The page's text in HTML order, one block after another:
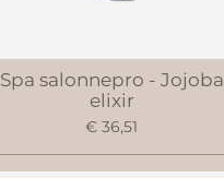
Spa salonnepro - Jojoba
elixir
€ 36,51